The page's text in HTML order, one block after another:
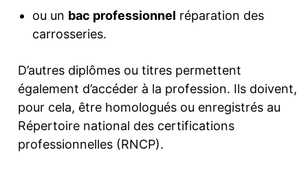
ou un bac professionnel réparation des
carrosseries.
D’autres diplômes ou titres permettent
également d’accéder à la profession. Ils doivent,
pour cela, être homologués ou enregistrés au
Répertoire national des certifications
professionnelles (RNCP).